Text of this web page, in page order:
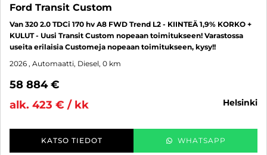
Ford Transit Custom
Van 320 2.0 TDCi 170 hv A8 FWD Trend L2 - KIINTEÄ 1,9% KORKO +
KULUT - Uusi Transit Custom nopeaan toimitukseen! Varastossa
useita erilaisia Customeja nopeaan toimitukseen, kysy!!
2026 , Automaatti, Diesel, 0 km
58 884 €
alk. 423 € / kk
helsinki
KATSO TIEDOT WHATSAPP